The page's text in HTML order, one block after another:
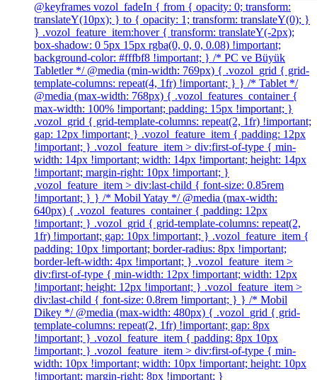
@keyframes vozol_fadeIn { from { opacity: 0; transform:
translateY(10px); } to { opacity: 1; transform: translateY(0); }
} .vozol_feature_item:hover { transform: translateY(-2px);
box-shadow: 0 5px 15px rgba(0, 0, 0, 0.08) !important;
background-color: #fffbf8 !important; } /* PC ve Büyük
Tabletler */ @media (min-width: 769px) { .vozol_grid { grid-
template-columns: repeat(4, 1fr) !important; } } /* Tablet */
@media (max-width: 768px) { .vozol_features_container {
max-width: 100% !important; padding: 15px !important; }
.vozol_grid { grid-template-columns: repeat(2, 1fr) !important;
gap: 12px !important; } .vozol_feature_item { padding: 12px
!important; } .vozol_feature_item > div:first-of-type { min-
width: 14px !important; width: 14px !important; height: 14px
!important; margin-right: 10px !important; }
.vozol_feature_item > div:last-child { font-size: 0.85rem
!important; } } /* Mobil Yatay */ @media (max-width:
640px) { .vozol_features_container { padding: 12px
!important; } .vozol_grid { grid-template-columns: repeat(2,
1fr) !important; gap: 10px !important; } .vozol_feature_item {
padding: 10px !important; border-radius: 8px !important;
border-left-width: 4px !important; } .vozol_feature_item >
div:first-of-type { min-width: 12px !important; width: 12px
!important; height: 12px !important; } .vozol_feature_item >
div:last-child { font-size: 0.8rem !important; } } /* Mobil
Dikey */ @media (max-width: 480px) { .vozol_grid { grid-
template-columns: repeat(2, 1fr) !important; gap: 8px
!important; } .vozol_feature_item { padding: 8px 10px
!important; } .vozol_feature_item > div:first-of-type { min-
width: 10px !important; width: 10px !important; height: 10px
!important; margin-right: 8px !important; }